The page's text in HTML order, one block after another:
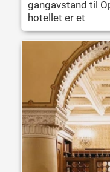
gangavstand til
hotellet er et